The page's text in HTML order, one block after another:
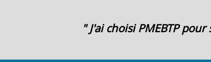
" J'ai choisi PMEBTP